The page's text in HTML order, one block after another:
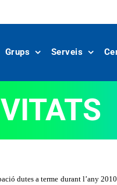
Grups Serveis
dutes a terme durant l’any